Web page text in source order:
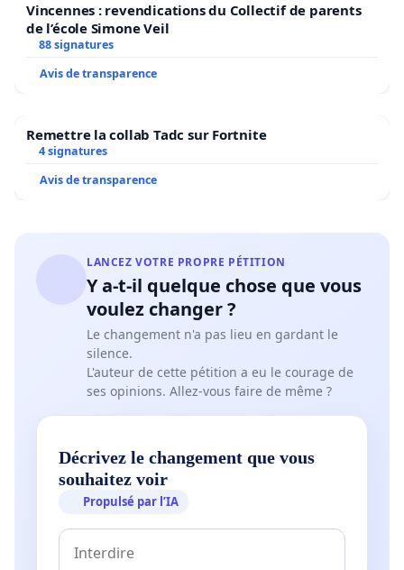
Vincennes : revendications du Collectif de parents
de l’école Simone Veil
88 signatures
Avis de transparence
Remettre la collab Tadc sur Fortnite
4 signatures
Avis de transparence
LANCEZ VOTRE PROPRE PÉTITION
Y a-t-il quelque chose que vous
voulez changer ?
Le changement n'a pas lieu en gardant le
silence.
L'auteur de cette pétition a eu le courage de
ses opinions. Allez-vous faire de même ?
Décrivez le changement que vous
souhaitez voir
Propulsé par l’IA